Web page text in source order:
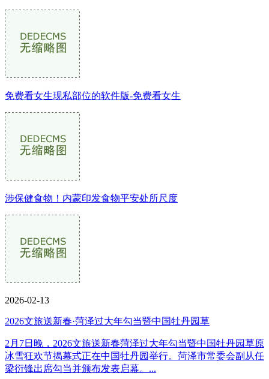
免费看女生现私部位的软件版-免费看女生
涉保健食物！内蒙印发食物平安处所尺度
2026-02-13
2026文旅送新春·菏泽过大年勾当暨中国牡丹园草
2月7日晚，2026文旅送新春菏泽过大年勾当暨中国牡丹园草原
冰雪狂欢节揭幕式正在中国牡丹园举行。菏泽市常委会副从任
梁衍锋出席勾当并颁布发表启幕。...